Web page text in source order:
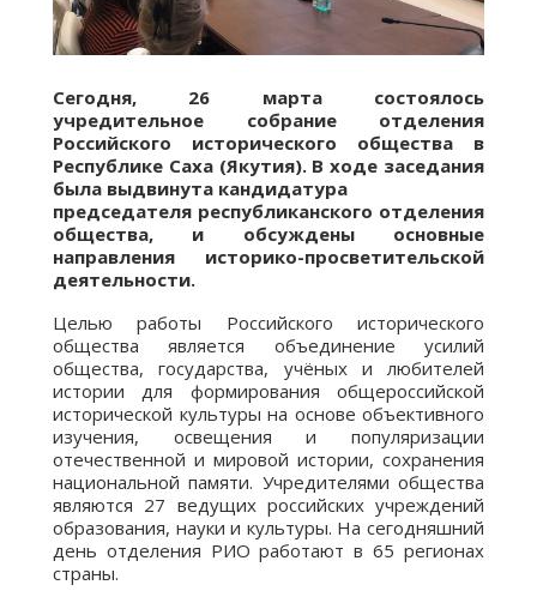
Сегодня, 26 марта состоялось
учредительное собрание отделения
Российского исторического общества в
Республике Саха (Якутия). В ходе заседания
была выдвинута кандидатура
председателя республиканского отделения
общества, и обсуждены основные
направления историко-просветительской
деятельности.
Целью работы Российского исторического
общества является объединение усилий
общества, государства, учёных и любителей
истории для формирования общероссийской
исторической культуры на основе объективного
изучения, освещения и популяризации
отечественной и мировой истории, сохранения
национальной памяти. Учредителями общества
являются 27 ведущих российских учреждений
образования, науки и культуры. На сегодняшний
день отделения РИО работают в 65 регионах
страны.